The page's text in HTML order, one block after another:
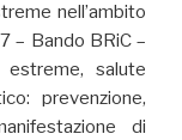
nell’ambito
– Bando BRiC –
salute
prevenzione,
di